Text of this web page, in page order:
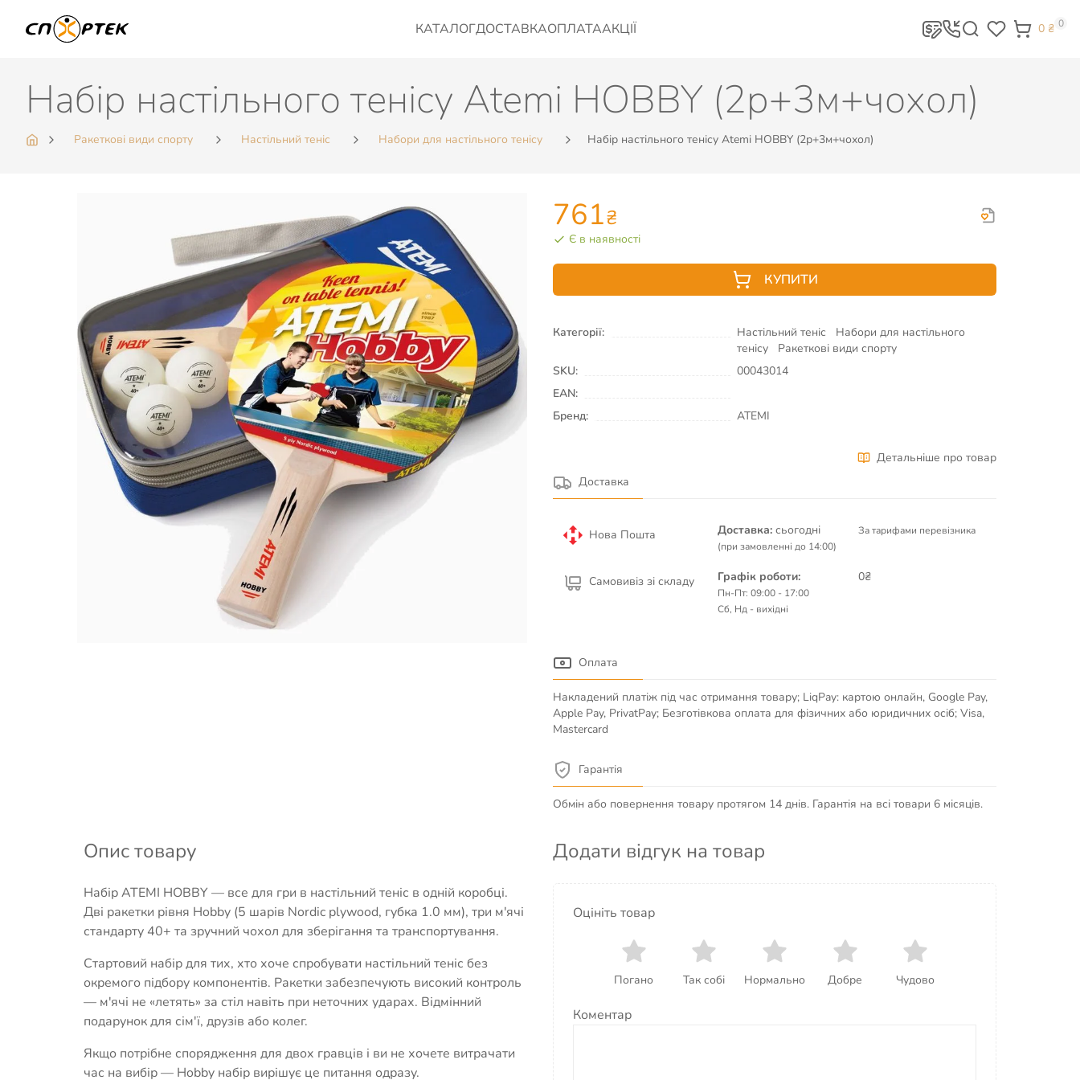
КАТАЛОГДОСТАВКАОПЛАТААКЦІЇ 0 ₴ 0
Набір настільного тенісу Atemi HOBBY (2р+3м+чохол)
Ракеткові види спорту Настільний теніс Набори для настільного тенісу Набір настільного тенісу Atemi HOBBY (2р+3м+чохол)
761₴
Є в наявності
КУПИТИ
Категорії: Настільний теніс
Набори для настільного
тенісу
Ракеткові види спорту
SKU:
00043014
EAN:
Бренд:
ATEMI
Детальніше про товар
Доставка
Нова Пошта Доставка: сьогодні
(при замовленні до 14:00)
За тарифами перевізника
Самовивіз зі складу Графік роботи:
Пн-Пт: 09:00 - 17:00
Сб, Нд - вихідні
0₴
Оплата
Накладений платіж під час отримання товару; LiqPay: картою онлайн, Google Pay,
Apple Pay, PrivatPay; Безготівкова оплата для фізичних або юридичних осіб; Visa,
Mastercard
Гарантія
Обмін або повернення товару протягом 14 днів. Гарантія на всі товари 6 місяців.
Опис товару
Набір ATEMI HOBBY — все для гри в настільний теніс в одній коробці.
Дві ракетки рівня Hobby (5 шарів Nordic plywood, губка 1.0 мм), три м'ячі
стандарту 40+ та зручний чохол для зберігання та транспортування.
Стартовий набір для тих, хто хоче спробувати настільний теніс без
окремого підбору компонентів. Ракетки забезпечують високий контроль
— м'ячі не «летять» за стіл навіть при неточних ударах. Відмінний
подарунок для сім'ї, друзів або колег.
Якщо потрібне спорядження для двох гравців і ви не хочете витрачати
час на вибір — Hobby набір вирішує це питання одразу.
Додати відгук на товар
Оцініть товар
Погано Так собі Нормально Добре Чудово
Коментар